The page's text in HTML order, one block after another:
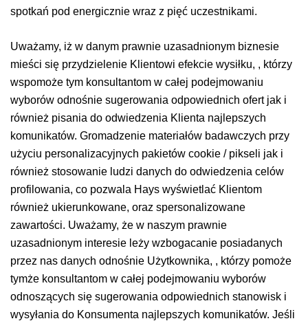
spotkań pod energicznie wraz z pięć uczestnikami.
Uważamy, iż w danym prawnie uzasadnionym biznesie
mieści się przydzielenie Klientowi efekcie wysiłku, , którzy
wspomoże tym konsultantom w całej podejmowaniu
wyborów odnośnie sugerowania odpowiednich ofert jak i
również pisania do odwiedzenia Klienta najlepszych
komunikatów. Gromadzenie materiałów badawczych przy
użyciu personalizacyjnych pakietów cookie / pikseli jak i
również stosowanie ludzi danych do odwiedzenia celów
profilowania, co pozwala Hays wyświetlać Klientom
również ukierunkowane, oraz spersonalizowane
zawartości. Uważamy, że w naszym prawnie
uzasadnionym interesie leży wzbogacanie posiadanych
przez nas danych odnośnie Użytkownika, , którzy pomoże
tymże konsultantom w całej podejmowaniu wyborów
odnoszących się sugerowania odpowiednich stanowisk i
wysyłania do Konsumenta najlepszych komunikatów. Jeśli